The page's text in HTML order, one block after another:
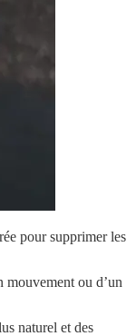
pour supprimer les
mouvement ou d’un
naturel et des